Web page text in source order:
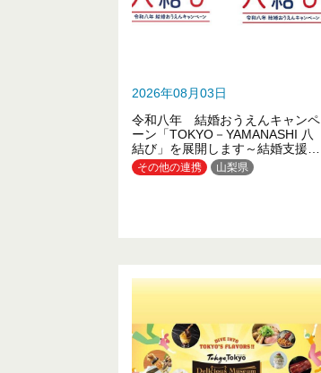
2026年08月03日
令和八年 結婚おうえんキャンペ
ーン「TOKYO－YAMANASHI 八
結び」を展開します～結婚支援に
係る東京都と山梨県の連携強化～
その他の連携 山梨県